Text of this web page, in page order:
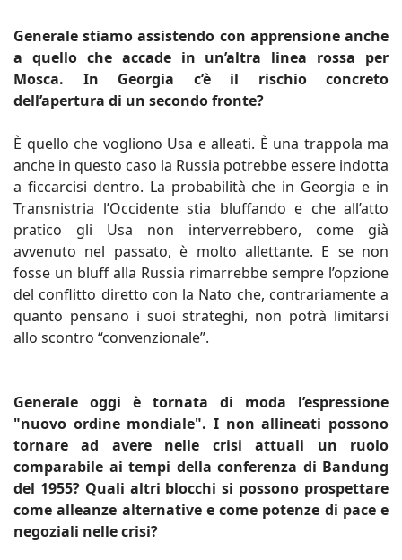
Generale stiamo assistendo con apprensione anche
a quello che accade in un’altra linea rossa per
Mosca. In Georgia c’è il rischio concreto
dell’apertura di un secondo fronte?
È quello che vogliono Usa e alleati. È una trappola ma
anche in questo caso la Russia potrebbe essere indotta
a ficcarcisi dentro. La probabilità che in Georgia e in
Transnistria l’Occidente stia bluffando e che all’atto
pratico gli Usa non interverrebbero, come già
avvenuto nel passato, è molto allettante. E se non
fosse un bluff alla Russia rimarrebbe sempre l’opzione
del conflitto diretto con la Nato che, contrariamente a
quanto pensano i suoi strateghi, non potrà limitarsi
allo scontro “convenzionale”.
Generale oggi è tornata di moda l’espressione
"nuovo ordine mondiale". I non allineati possono
tornare ad avere nelle crisi attuali un ruolo
comparabile ai tempi della conferenza di Bandung
del 1955? Quali altri blocchi si possono prospettare
come alleanze alternative e come potenze di pace e
negoziali nelle crisi?